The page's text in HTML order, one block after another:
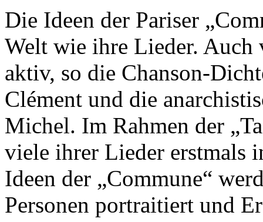
Die Ideen der Pariser
Welt wie ihre Lieder.
aktiv, so die Chanson-
Clément und die
Michel. Im Rahmen der
viele ihrer Lieder erstmals
Ideen der „Commune“
Personen portraitiert und